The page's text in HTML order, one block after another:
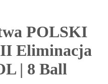
POLSKI
Eliminacja
| 8 Ball